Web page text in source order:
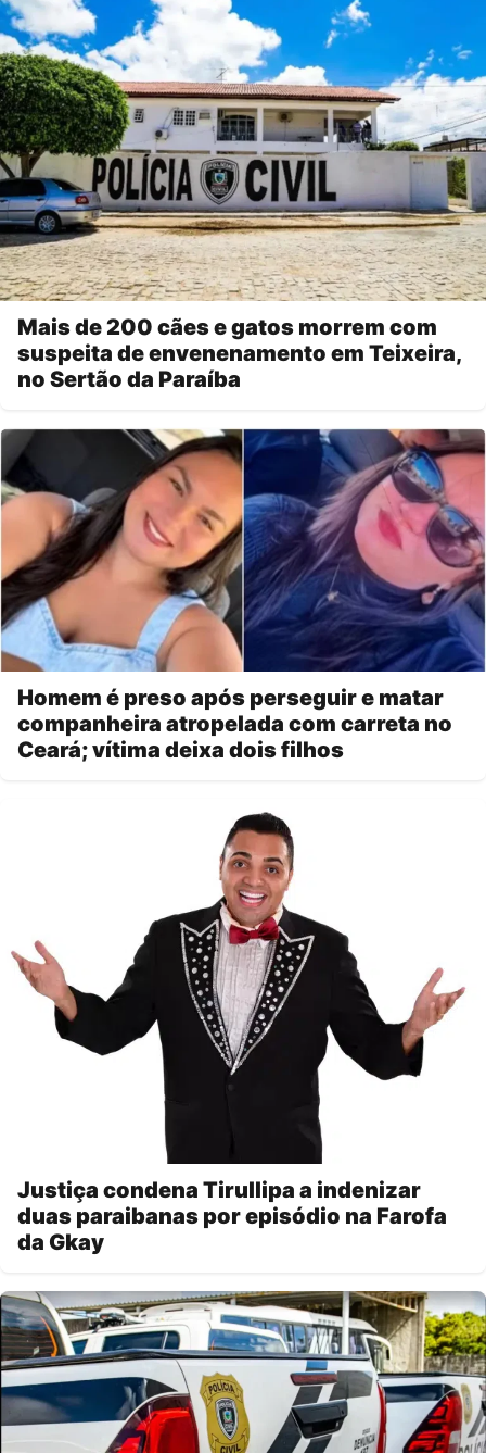
Mais de 200 cães e gatos morrem com
suspeita de envenenamento em Teixeira,
no Sertão da Paraíba
Homem é preso após perseguir e matar
companheira atropelada com carreta no
Ceará; vítima deixa dois filhos
Justiça condena Tirullipa a indenizar
duas paraibanas por episódio na Farofa
da Gkay